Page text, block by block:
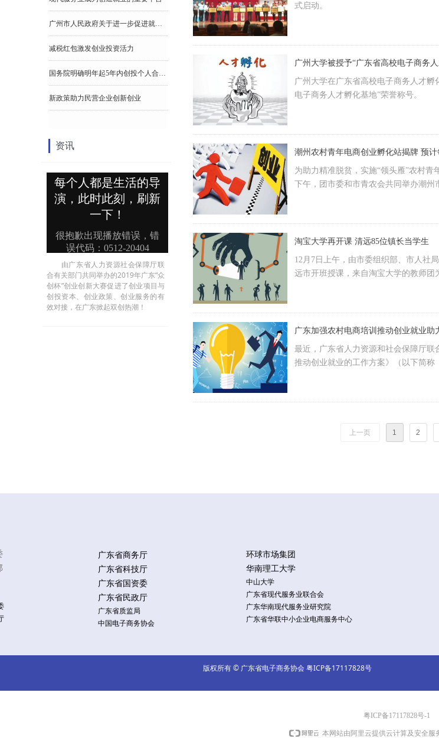
式启动。
广州大学被授予“广东省高校电子商务
广州大学在广东省高校电子商务人才
电子商务人才孵化基地”荣誉称号。
潮州农村青年电商创业孵化站揭牌 预
为助力精准脱贫，实施“领头雁”农村青
下午，团市委和市青农会共同举办潮
淘宝大学再开课 清远85位镇长当学生
12月7日上午，由市委组织部、市人社
远市开班授课，来自淘宝大学的教师
广东加强农村电商培训推动创业就业助
最近，广东省人力资源和社会保障厅联
推动创业就业的工作方案》（以下简称
上一页 1 2
减税红包激发创业投资活力
新政策助力民营企业创新创业
资讯
由广东省人力资源社会保障厅联
合有关部门共同举办的2019年广东“众
创杯”创业创新大赛促进了创业项目与
创投资本、创业政策、创业服务的有
效对接，在广东掀起双创热潮！
环球市场集团
华南理工大学
中山大学
广东省现代服务业联合会
广东华南现代服务业研究院
广东省华联中小企业电商服务中心
广东省商务厅
广东省科技厅
广东省国资委
广东省民政厅
广东省质监局
中国电子商务协会
版权所有 © 广东省电子商务协会粤ICP备17117828号
粤ICP备17117828号-1
本网站由阿里云提供云计算及安全服